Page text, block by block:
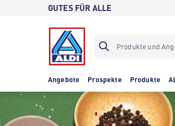
GUTES FÜR ALLE
Angebote Prospekte Produkte